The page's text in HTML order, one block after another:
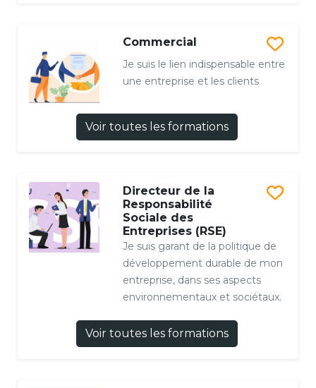
Commercial
Je suis le lien indispensable entre
une entreprise et les clients
Voir toutes les formations
Directeur de la
Responsabilité
Sociale des
Entreprises (RSE)
Je suis garant de la politique de
développement durable de mon
entreprise, dans ses aspects
environnementaux et sociétaux.
Voir toutes les formations